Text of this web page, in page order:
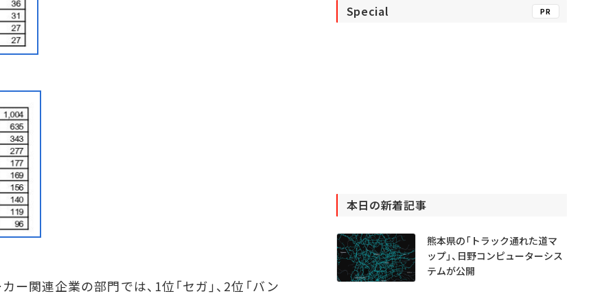
関連企業の部門では、1位「セガ」、2位「バン
Special PR
本日の新着記事
熊本県の「トラック通れた道マ
ップ」、日野コンピューターシス
テムが公開